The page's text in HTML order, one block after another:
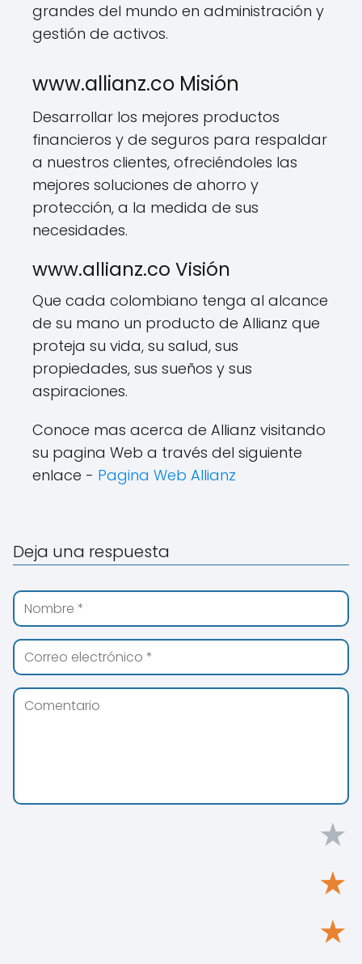
grandes del mundo en administración y
gestión de activos.
www.allianz.co Misión
Desarrollar los mejores productos
financieros y de seguros para respaldar
a nuestros clientes, ofreciéndoles las
mejores soluciones de ahorro y
protección, a la medida de sus
necesidades.
www.allianz.co Visión
Que cada colombiano tenga al alcance
de su mano un producto de Allianz que
proteja su vida, su salud, sus
propiedades, sus sueños y sus
aspiraciones.
Conoce mas acerca de Allianz visitando
su pagina Web a través del siguiente
enlace - Pagina Web Allianz
Deja una respuesta
★
★
★